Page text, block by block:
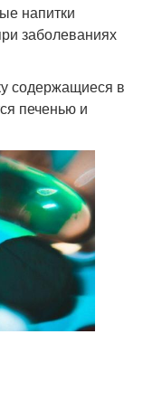
напитки
заболеваниях
содержащиеся в
печенью и